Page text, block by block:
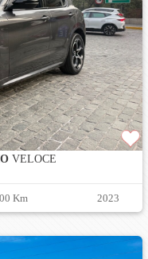
VELOCE
Km 2023